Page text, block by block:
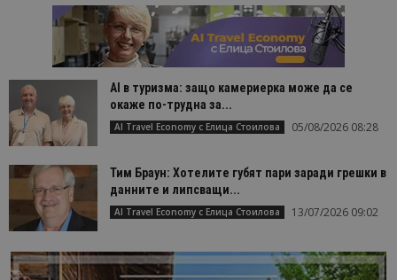
AI в туризма: защо камериерка може да се
окаже по-трудна за...
AI Travel Economy с Елица Стоилова 05/08/2026 08:28
Тим Браун: Хотелите губят пари заради грешки в
данните и липсващи...
AI Travel Economy с Елица Стоилова 13/07/2026 09:02